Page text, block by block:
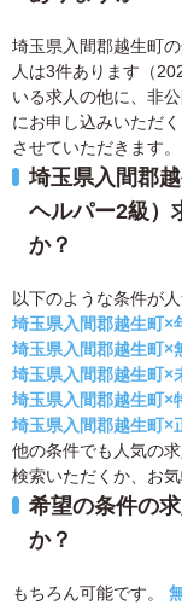
埼玉県入間郡越生町
人は3件あります（
いる求人の他に、非
にお申し込みいただ
させていただきます。
埼玉県入間郡
ヘルパー2級）
か？
以下のような条件が人
埼玉県入間郡越生町×
埼玉県入間郡越生町×
埼玉県入間郡越生町×
埼玉県入間郡越生町×
埼玉県入間郡越生町×
他の条件でも人気の
検索いただくか、お
希望の条件の
か？
もちろん可能です。